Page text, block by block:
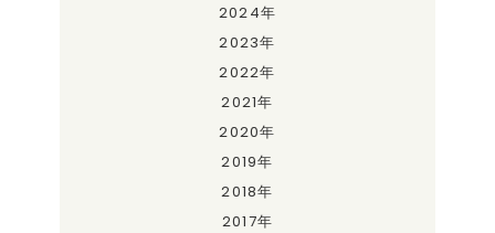
2024年
2023年
2022年
2021年
2020年
2019年
2018年
2017年